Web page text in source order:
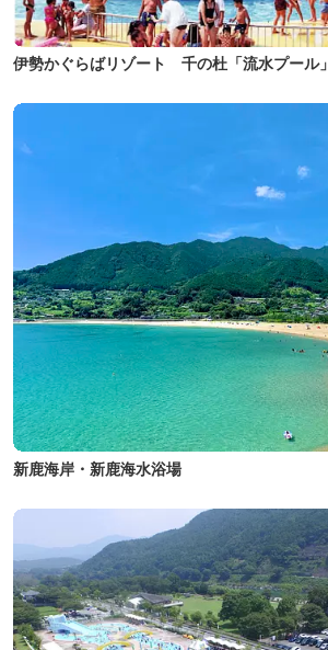
伊勢かぐらばリゾート 千の杜「流水プール」
新鹿海岸・新鹿海水浴場